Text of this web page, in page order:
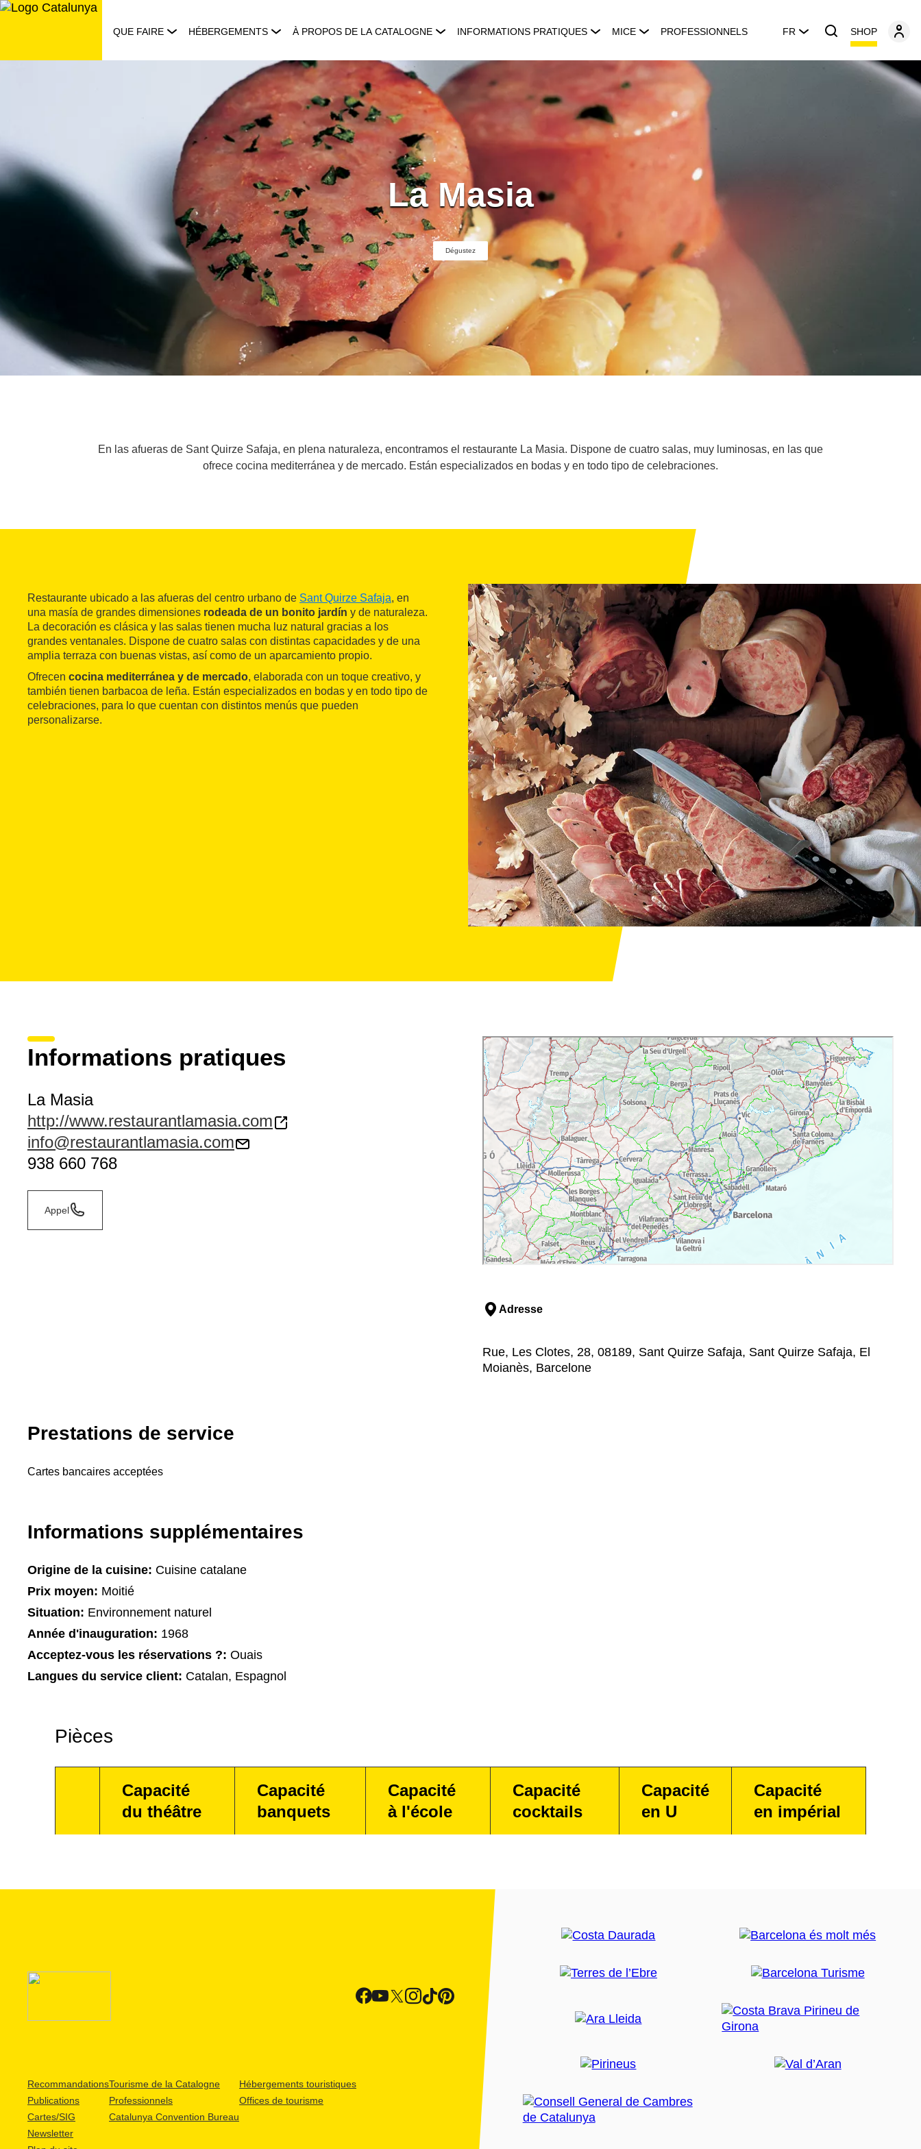
Aller
QUE FAIRE HÉBERGEMENTS À PROPOS DE LA CATALOGNE INFORMATIONS PRATIQUES MICE PROFESSIONNELS FR SHOP
La Masia
Dégustez
En las afueras de Sant Quirze Safaja, en plena naturaleza, encontramos el restaurante La Masia. Dispone de cuatro salas, muy luminosas, en las que
ofrece cocina mediterránea y de mercado. Están especializados en bodas y en todo tipo de celebraciones.
Restaurante ubicado a las afueras del centro urbano de Sant Quirze Safaja, en
una masía de grandes dimensiones rodeada de un bonito jardín y de naturaleza.
La decoración es clásica y las salas tienen mucha luz natural gracias a los
grandes ventanales. Dispone de cuatro salas con distintas capacidades y de una
amplia terraza con buenas vistas, así como de un aparcamiento propio.
Ofrecen cocina mediterránea y de mercado, elaborada con un toque creativo, y
también tienen barbacoa de leña. Están especializados en bodas y en todo tipo de
celebraciones, para lo que cuentan con distintos menús que pueden
personalizarse.
Informations pratiques
La Masia
http://www.restaurantlamasia.com
info@restaurantlamasia.com
938 660 768
Appel
Adresse
Rue, Les Clotes, 28, 08189, Sant Quirze Safaja, Sant Quirze Safaja, El
Moianès, Barcelone
Prestations de service
Cartes bancaires acceptées
Informations supplémentaires
Origine de la cuisine: Cuisine catalane
Prix moyen: Moitié
Situation: Environnement naturel
Année d'inauguration: 1968
Acceptez-vous les réservations ?: Ouais
Langues du service client: Catalan, Espagnol
Pièces
Capacité
du théâtre
Capacité
banquets
Capacité
à l'école
Capacité
cocktails
Capacité
en U
Capacité
en impérial
Recommandations
Publications
Cartes/SIG
Newsletter
Tourisme de la Catalogne
Professionnels
Catalunya Convention Bureau
Hébergements touristiques
Offices de tourisme